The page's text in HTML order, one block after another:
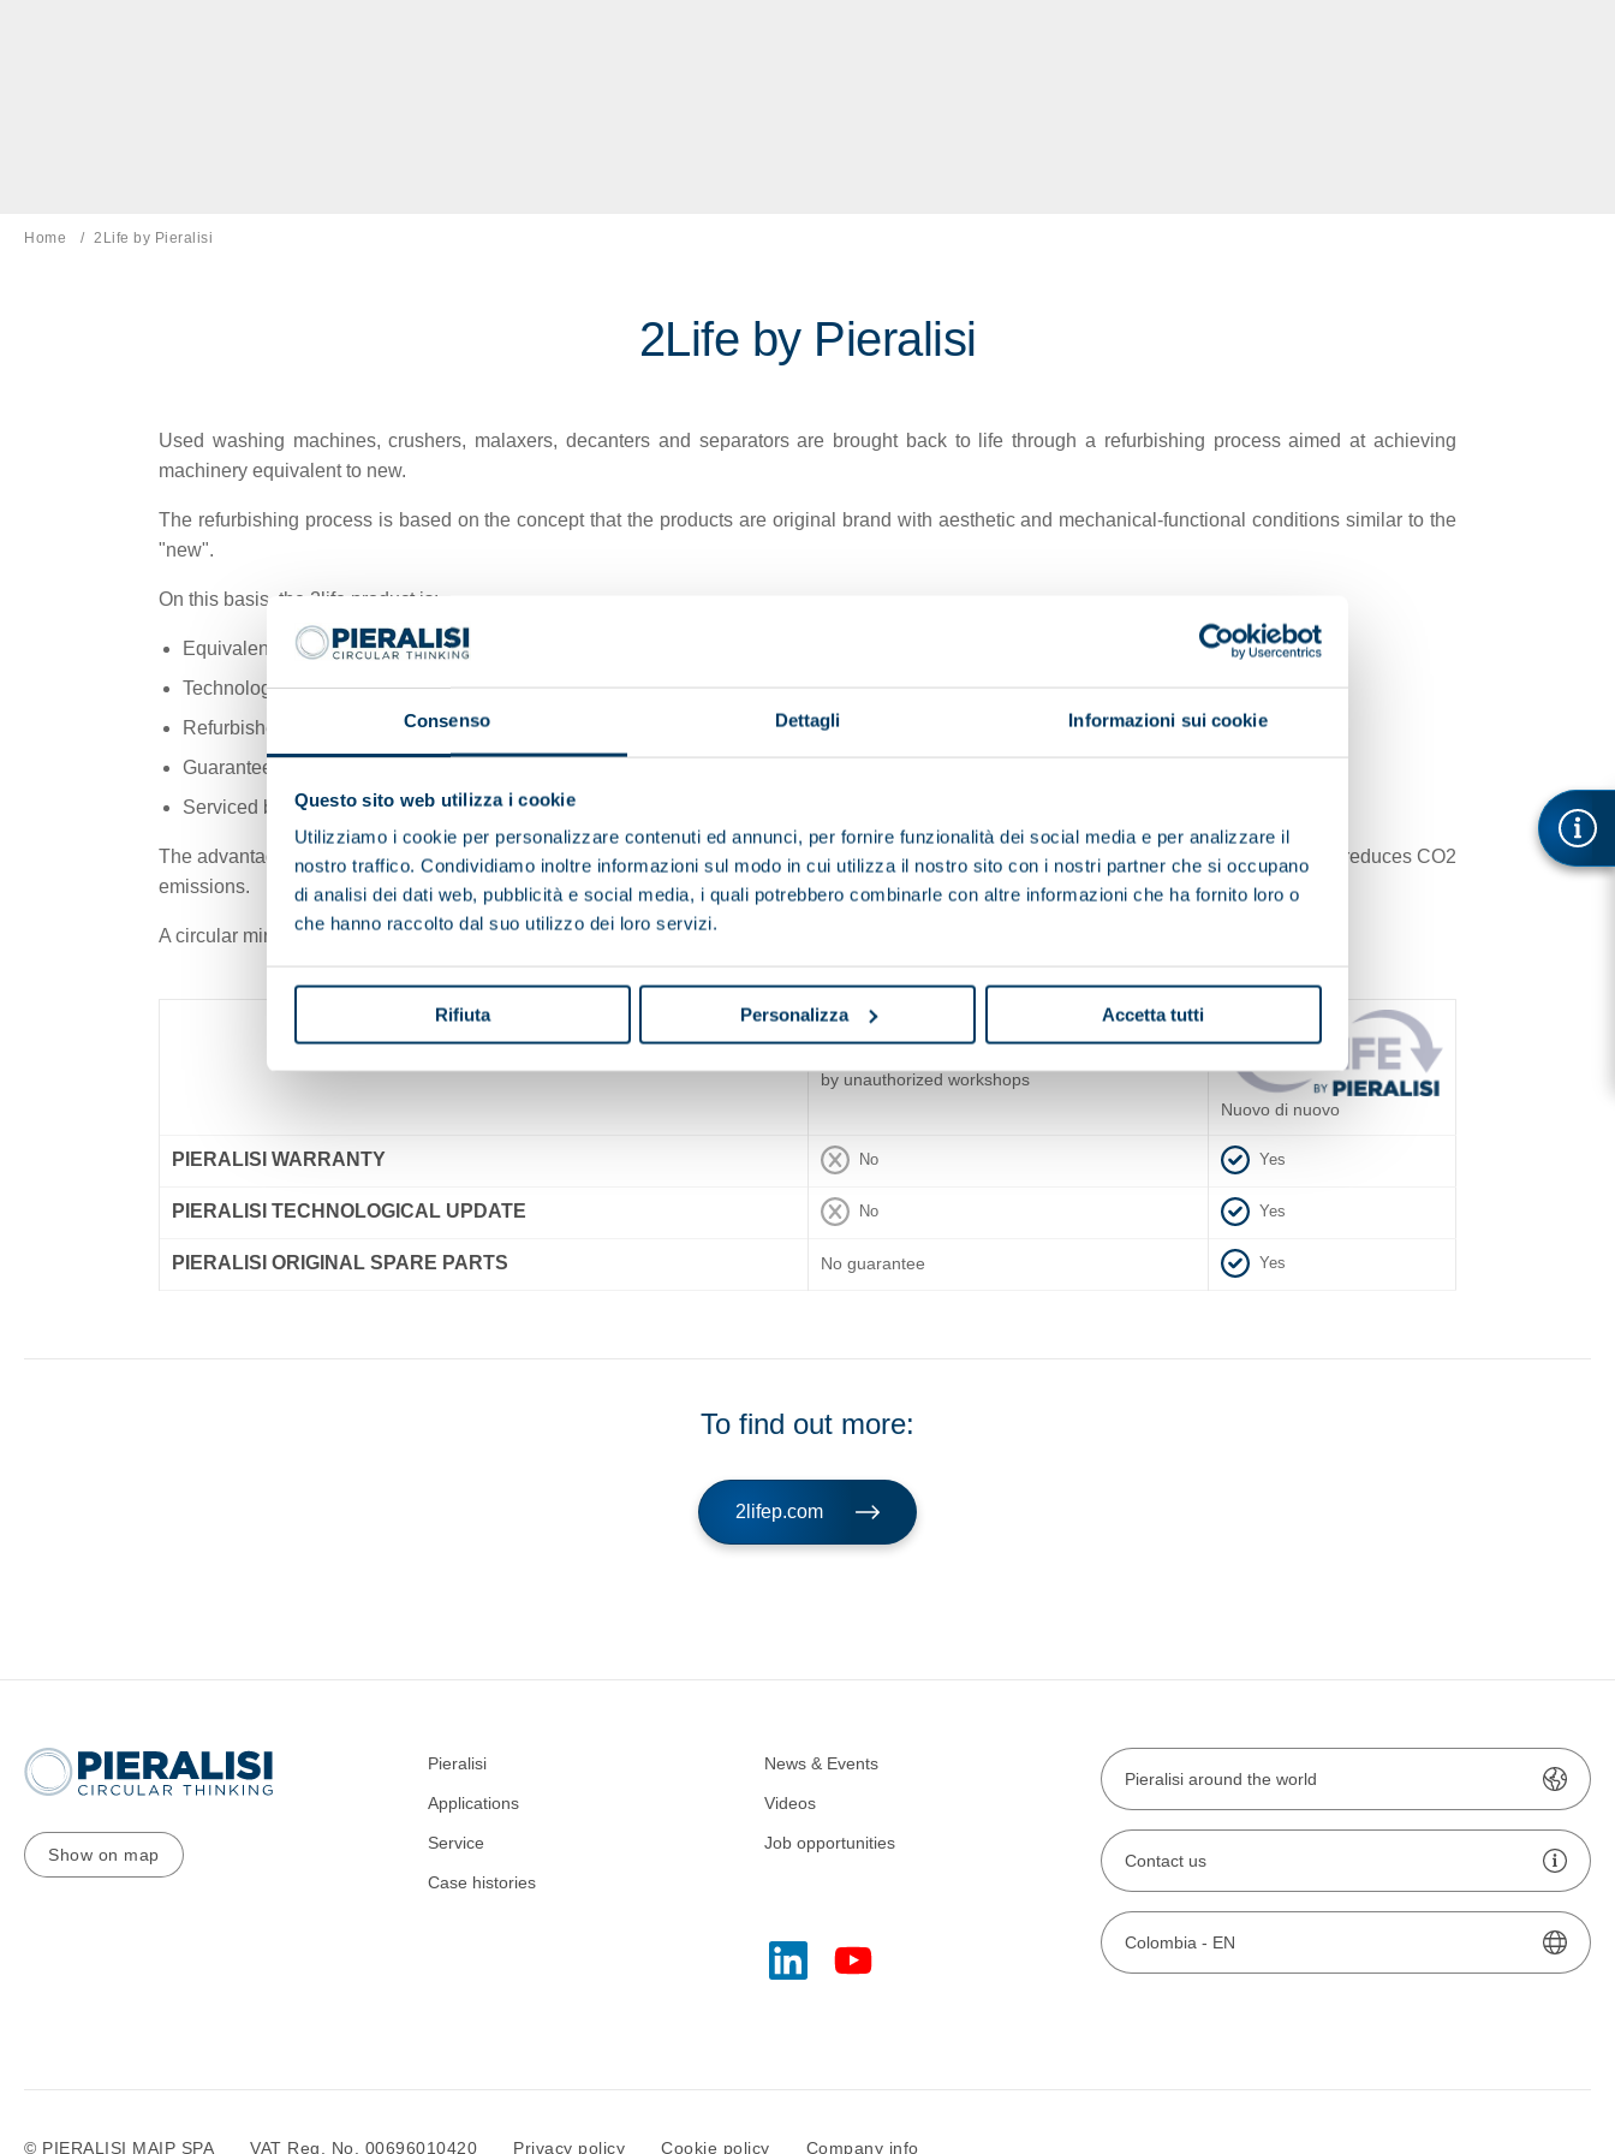
Consenso Dettagli Informazioni sui cookie
Questo sito web utilizza i cookie
Utilizziamo i cookie per personalizzare contenuti ed annunci, per fornire funzionalità dei social media e per analizzare il
nostro traffico. Condividiamo inoltre informazioni sul modo in cui utilizza il nostro sito con i nostri partner che si occupano
di analisi dei dati web, pubblicità e social media, i quali potrebbero combinarle con altre informazioni che ha fornito loro o
che hanno raccolto dal suo utilizzo dei loro servizi.
Rifiuta Personalizza Accetta tutti
Home Current page:
2Life by Pieralisi
2Life by Pieralisi
Used washing machines, crushers, malaxers, decanters and separators are brought back to life through a refurbishing process aimed at achieving
machinery equivalent to new.
The refurbishing process is based on the concept that the products are original brand with aesthetic and mechanical-functional conditions similar to the
"new".
On this basis, the 2life product is:
Equivalent to new
Technologically updated according to current regulatory and technological standards
Refurbished by highly specialized personnel using only Pieralisi spare parts
Guaranteed with the same terms as offered for new products
Serviced by authorized Pieralisi technicians
The advantages are not only economic, since maintaining products and materials in use contributes to sustainable waste management and reduces CO2
emissions.
A circular mindset that reflects Pieralisi’s commitment to a forward-looking approach.
by unauthorized workshops
Nuovo di nuovo
PIERALISI WARRANTY No Yes
PIERALISI TECHNOLOGICAL UPDATE No Yes
PIERALISI ORIGINAL SPARE PARTS No guarantee Yes
To find out more:
2lifep.com
Show on map
Pieralisi
Applications
Service
Case histories
News & Events
Videos
Job opportunities
Pieralisi around the world
Contact us
Colombia - EN
© PIERALISI MAIP SPA VAT Reg. No. 00696010420 Privacy policy Cookie policy Company info